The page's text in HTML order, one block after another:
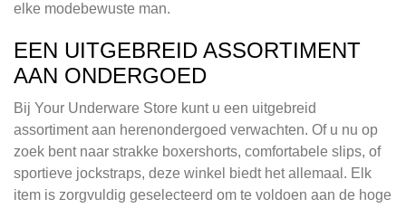
elke modebewuste man.
EEN UITGEBREID ASSORTIMENT
AAN ONDERGOED
Bij Your Underware Store kunt u een uitgebreid
assortiment aan herenondergoed verwachten. Of u nu op
zoek bent naar strakke boxershorts, comfortabele slips, of
sportieve jockstraps, deze winkel biedt het allemaal. Elk
item is zorgvuldig geselecteerd om te voldoen aan de hoge